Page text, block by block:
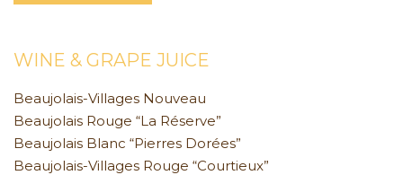
WINE & GRAPE JUICE
Beaujolais-Villages Nouveau
Beaujolais Rouge “La Réserve”
Beaujolais Blanc “Pierres Dorées”
Beaujolais-Villages Rouge “Courtieux”